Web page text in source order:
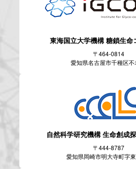
東海国立大学機構糖鎖生命
〒464-0814
愛知県名古屋市千種区不
自然科学研究機構生命創成
〒444-8787
愛知県岡崎市明大寺町字